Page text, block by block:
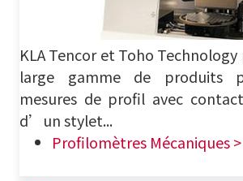
KLA Tencor et Toho
large gamme de produits
mesures de profil avec
d’un stylet...
Profilomètres Mécaniques >